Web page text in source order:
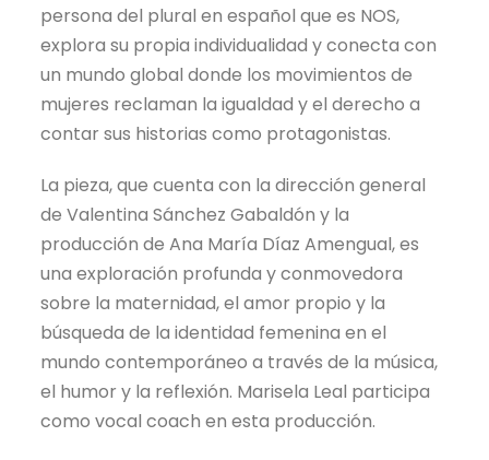
persona del plural en español que es NOS,
explora su propia individualidad y conecta con
un mundo global donde los movimientos de
mujeres reclaman la igualdad y el derecho a
contar sus historias como protagonistas.
La pieza, que cuenta con la dirección general
de Valentina Sánchez Gabaldón y la
producción de Ana María Díaz Amengual, es
una exploración profunda y conmovedora
sobre la maternidad, el amor propio y la
búsqueda de la identidad femenina en el
mundo contemporáneo a través de la música,
el humor y la reflexión. Marisela Leal participa
como vocal coach en esta producción.